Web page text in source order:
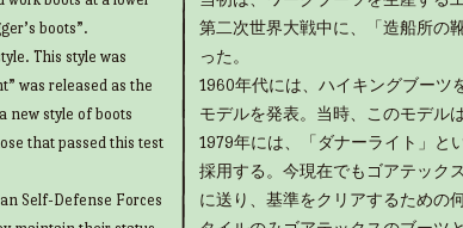
boots”.
This style was
was released as the
new style of boots
that passed this test
Self-Defense Forces
第二次世界大戦中に、「造船所の
った。
1960年代には、ハイキングブーツ
モデルを発表。当時、このモデル
1979年には、「ダナーライト」と
採用する。今現在でもゴアテック
に送り、基準をクリアするための